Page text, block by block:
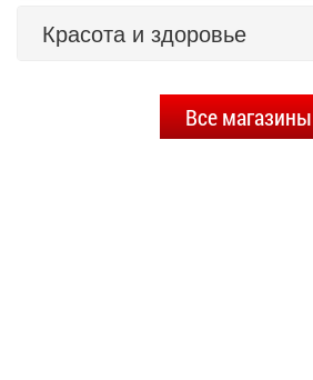
Красота и здоровье
Все магазины